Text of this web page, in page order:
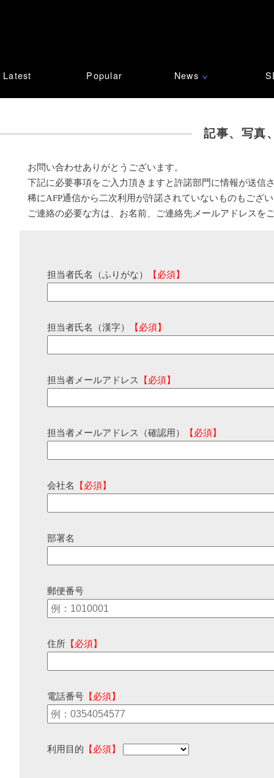
Latest Popular News ∨
記事、写真
お問い合わせありがとうございます。
下記に必要事項をご入力頂きますと許諾部門に情報が送信
稀にAFP通信から二次利用が許諾されていないものもござ
ご連絡の必要な方は、お名前、ご連絡先メールアドレスを
担当者氏名（ふりがな） 【必須】
担当者氏名（漢字） 【必須】
担当者メールアドレス 【必須】
担当者メールアドレス（確認用） 【必須】
会社名 【必須】
部署名
郵便番号
住所 【必須】
電話番号 【必須】
利用目的 【必須】